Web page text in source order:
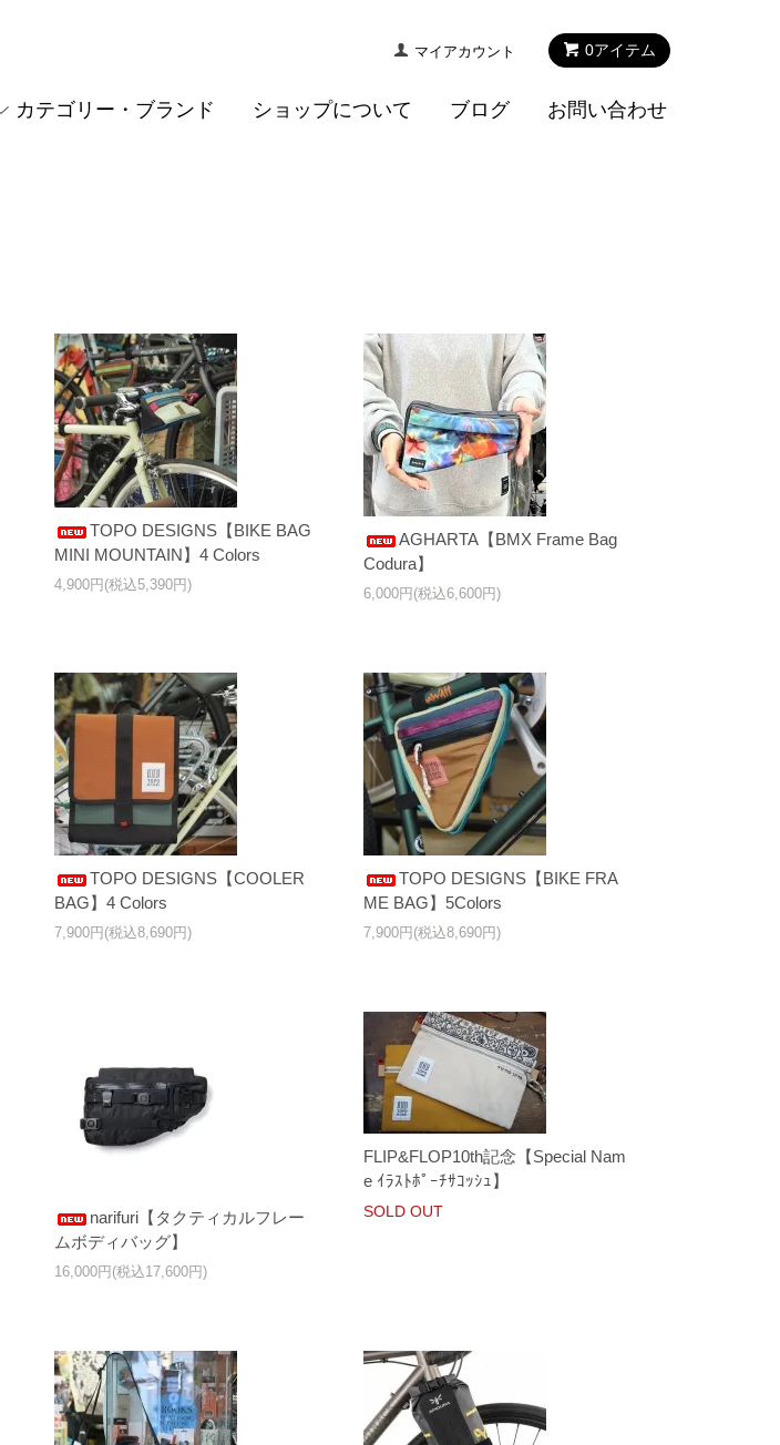
0アイテム
マイアカウント
カテゴリー・ブランド ショップについて ブログ お問い合わせ
TOPO DESIGNS【BIKE BAG
MINI MOUNTAIN】4 Colors
4,900円(税込5,390円)
AGHARTA【BMX Frame Bag
Codura】
6,000円(税込6,600円)
TOPO DESIGNS【COOLER
BAG】4 Colors
7,900円(税込8,690円)
TOPO DESIGNS【BIKE FRA
ME BAG】5Colors
7,900円(税込8,690円)
narifuri【タクティカルフレー
ムボディバッグ】
16,000円(税込17,600円)
FLIP&FLOP10th記念【Special Nam
e ｲﾗｽﾄﾎﾟｰﾁｻｺｯｼｭ】
SOLD OUT